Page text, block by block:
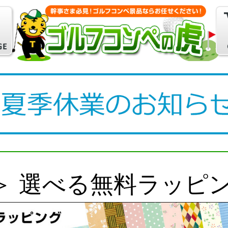
選べる無料ラッピ